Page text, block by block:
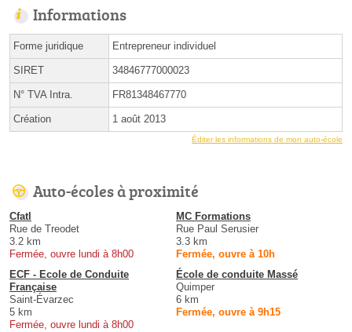
Informations
Forme juridique Entrepreneur individuel
SIRET 34846777000023
N° TVA Intra. FR81348467770
Création 1 août 2013
Éditer les informations de mon auto-école
Auto-écoles à proximité
Cfatl
Rue de Treodet
3.2 km
Fermée, ouvre lundi à 8h00
MC Formations
Rue Paul Serusier
3.3 km
Fermée, ouvre à 10h
ECF - Ecole de Conduite
Française
Saint-Évarzec
5 km
Fermée, ouvre lundi à 8h00
École de conduite Massé
Quimper
6 km
Fermée, ouvre à 9h15